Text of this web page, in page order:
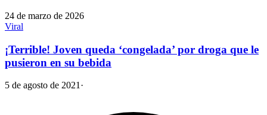
24 de marzo de 2026
Viral
¡Terrible! Joven queda ‘congelada’ por droga que le
pusieron en su bebida
5 de agosto de 2021·